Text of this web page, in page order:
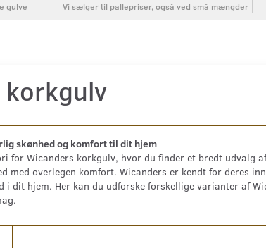
gulve Vi sælger til pallepriser, også ved små mængder
korkgulv
skønhed og komfort til dit hjem
for Wicanders korkgulv, hvor du finder et bredt udvalg
med overlegen komfort. Wicanders er kendt for deres
dit hjem. Her kan du udforske forskellige varianter af